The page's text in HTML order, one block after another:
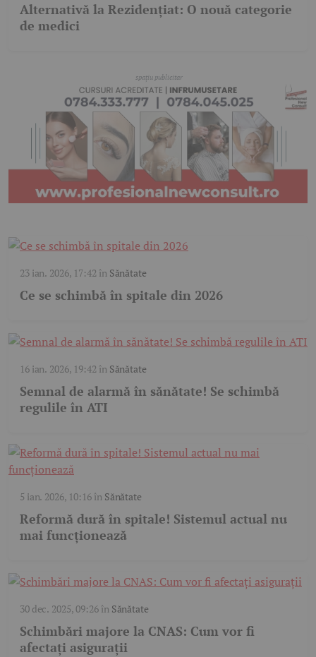
Alternativă la Rezidențiat: O nouă categorie
de medici
23 ian. 2026, 17:42 în Sănătate
Ce se schimbă în spitale din 2026
16 ian. 2026, 19:42 în Sănătate
Semnal de alarmă în sănătate! Se schimbă
regulile în ATI
5 ian. 2026, 10:16în Sănătate
Reformă dură în spitale! Sistemul actual nu
mai funcționează
30 dec. 2025, 09:26în Sănătate
Schimbări majore la CNAS: Cum vor fi
afectați asigurații